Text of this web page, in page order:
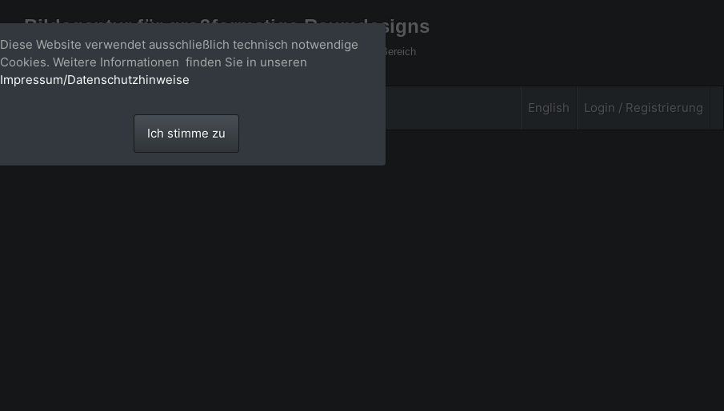
Bildagentur für großformatige Raumdesigns
Großformatige Bilder - über 100 Meter große 'largeformat' Fotos im Gigapixel Bereich
English Login / Registrierung
Diese Website verwendet ausschließlich technisch notwendige
Cookies. Weitere Informationen finden Sie in unseren
Impressum/Datenschutzhinweise
Ich stimme zu